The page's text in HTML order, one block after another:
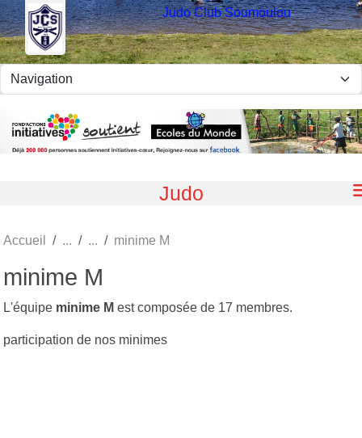
Judo Club Soumoulou
Judo
Accueil minime M
minime M
L'équipe minime M est composée de 17 membres.
participation de nos minimes
Panneau de gestion des cookies